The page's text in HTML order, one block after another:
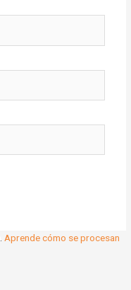
Aprende cómo se procesan